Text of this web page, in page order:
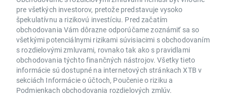
pre všetkých investorov, pretože predstavuje vysoko
špekulatívnu a rizikovú investíciu. Pred začatím
obchodovania Vám dôrazne odporúčame zoznámiť sa so
všetkými potenciálnymi rizikami súvisiacimi s obchodovaním
s rozdielovými zmluvami, rovnako tak ako s pravidlami
obchodovania týchto finančných nástrojov. Všetky tieto
informácie sú dostupné na internetových stránkach XTB v
sekciách Informácie o účtoch, Poučenie o riziku a
Podmienkach obchodovania rozdielových zmlúv.